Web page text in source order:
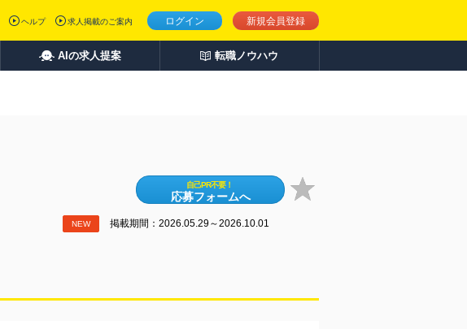
ログイン 新規会員登録
ヘルプ 求人掲載のご案内
AIの求人提案 転職ノウハウ
自己PR不要！
応募フォームへ
NEW 掲載期間：2026.05.29～2026.10.01